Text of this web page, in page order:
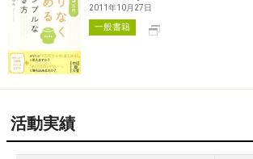
2011年10月27日
一般書籍
活動実績